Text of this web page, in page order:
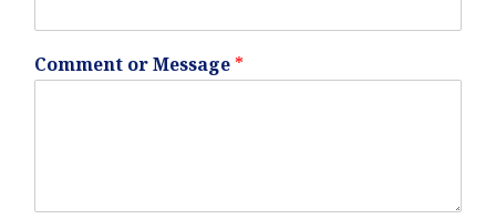
Comment or Message *